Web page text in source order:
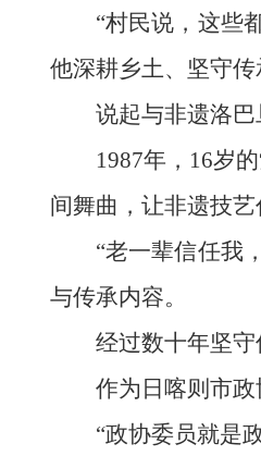
“村民说，这些
他深耕乡土、坚守
说起与非遗洛
1987年，16岁
间舞曲，让非遗技艺
“老一辈信任我
与传承内容。
经过数十年坚
作为日喀则市政
“政协委员就是